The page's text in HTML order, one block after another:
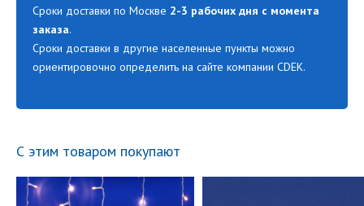
Сроки доставки по Москве 2-3 рабочих дня с момента
заказа.
Сроки доставки в другие населенные пункты можно
ориентировочно определить на сайте компании CDEK.
С этим товаром покупают